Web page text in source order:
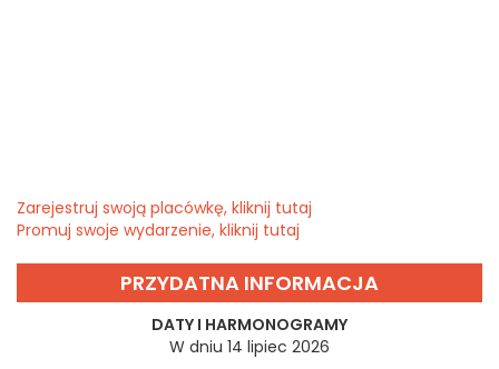
Zarejestruj swoją placówkę, kliknij tutaj
Promuj swoje wydarzenie, kliknij tutaj
PRZYDATNA INFORMACJA
DATY I HARMONOGRAMY
W dniu 14 lipiec 2026